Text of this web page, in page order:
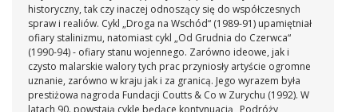
historyczny, tak czy inaczej odnoszący się do współczesnych
spraw i realiów. Cykl „Droga na Wschód“ (1989-91) upamiętniał
ofiary stalinizmu, natomiast cykl „Od Grudnia do Czerwca“
(1990-94) - ofiary stanu wojennego. Zarówno ideowe, jak i
czysto malarskie walory tych prac przyniosły artyście ogromne
uznanie, zarówno w kraju jak i za granicą. Jego wyrazem była
prestiżowa nagroda Fundacji Coutts & Co w Zurychu (1992). W
latach 90. powstają cykle będące kontynuacją „Podróży